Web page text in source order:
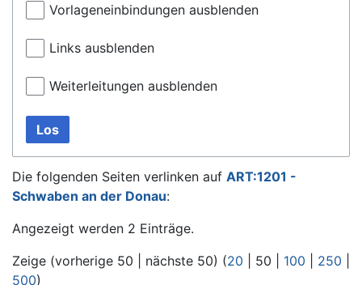
Vorlageneinbindungen ausblenden
Links ausblenden
Weiterleitungen ausblenden
Los
Die folgenden Seiten verlinken auf ART:1201 -
Schwaben an der Donau:
Angezeigt werden 2 Einträge.
Zeige (vorherige 50 nächste 50) (20 50 100 250
500)